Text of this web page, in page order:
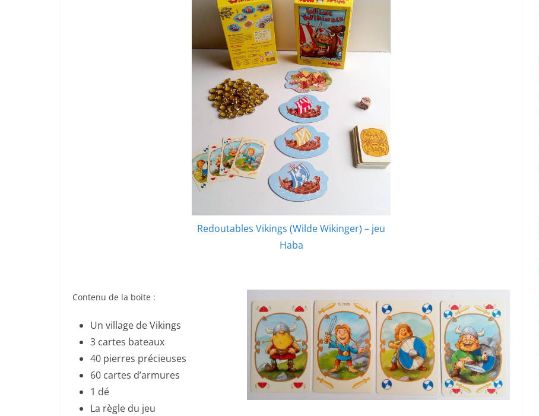
Redoutables Vikings (Wilde Wikinger) – jeu
Haba
Contenu de la boite :
Un village de Vikings
3 cartes bateaux
40 pierres précieuses
60 cartes d’armures
1 dé
La règle du jeu